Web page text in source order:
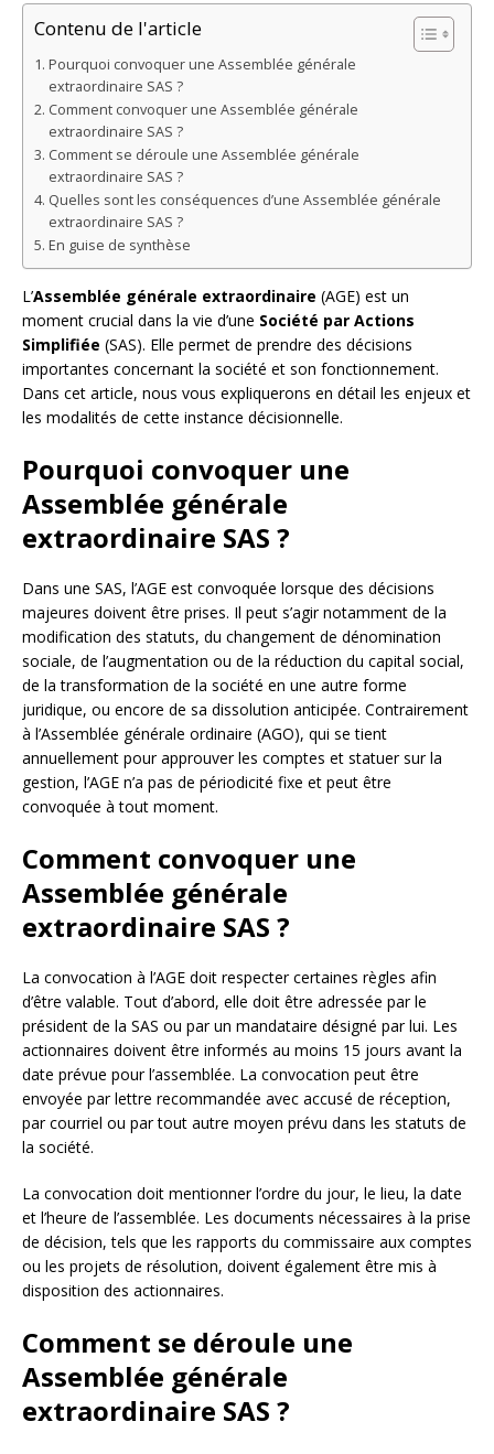
Contenu de l'article
Pourquoi convoquer une Assemblée générale
extraordinaire SAS ?
Comment convoquer une Assemblée générale
extraordinaire SAS ?
Comment se déroule une Assemblée générale
extraordinaire SAS ?
Quelles sont les conséquences d’une Assemblée générale
extraordinaire SAS ?
En guise de synthèse
L’Assemblée générale extraordinaire (AGE) est un
moment crucial dans la vie d’une Société par Actions
Simplifiée (SAS). Elle permet de prendre des décisions
importantes concernant la société et son fonctionnement.
Dans cet article, nous vous expliquerons en détail les enjeux et
les modalités de cette instance décisionnelle.
Pourquoi convoquer une
Assemblée générale
extraordinaire SAS ?
Dans une SAS, l’AGE est convoquée lorsque des décisions
majeures doivent être prises. Il peut s’agir notamment de la
modification des statuts, du changement de dénomination
sociale, de l’augmentation ou de la réduction du capital social,
de la transformation de la société en une autre forme
juridique, ou encore de sa dissolution anticipée. Contrairement
à l’Assemblée générale ordinaire (AGO), qui se tient
annuellement pour approuver les comptes et statuer sur la
gestion, l’AGE n’a pas de périodicité fixe et peut être
convoquée à tout moment.
Comment convoquer une
Assemblée générale
extraordinaire SAS ?
La convocation à l’AGE doit respecter certaines règles afin
d’être valable. Tout d’abord, elle doit être adressée par le
président de la SAS ou par un mandataire désigné par lui. Les
actionnaires doivent être informés au moins 15 jours avant la
date prévue pour l’assemblée. La convocation peut être
envoyée par lettre recommandée avec accusé de réception,
par courriel ou par tout autre moyen prévu dans les statuts de
la société.
La convocation doit mentionner l’ordre du jour, le lieu, la date
et l’heure de l’assemblée. Les documents nécessaires à la prise
de décision, tels que les rapports du commissaire aux comptes
ou les projets de résolution, doivent également être mis à
disposition des actionnaires.
Comment se déroule une
Assemblée générale
extraordinaire SAS ?